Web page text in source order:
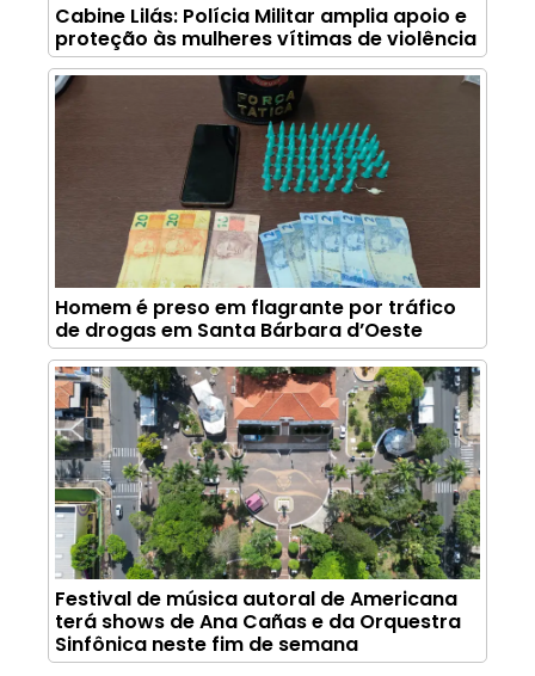
Cabine Lilás: Polícia Militar amplia apoio e
proteção às mulheres vítimas de violência
Homem é preso em flagrante por tráfico
de drogas em Santa Bárbara d’Oeste
Festival de música autoral de Americana
terá shows de Ana Cañas e da Orquestra
Sinfônica neste fim de semana